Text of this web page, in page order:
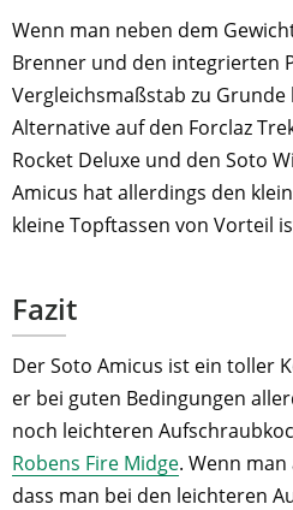
Wenn man neben dem
Brenner und den integrierten
Vergleichsmaßstab zu
Alternative auf den Forclaz
Rocket Deluxe und den Soto
Amicus hat allerdings den
kleine Topftassen von Vorteil
Fazit
Der Soto Amicus ist ein toller
er bei guten Bedingungen
noch leichteren
Robens Fire Midge. Wenn
dass man bei den leichteren